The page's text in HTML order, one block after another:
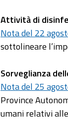
Attività di
Nota del 22
sottolineare
Sorveglianza
Nota del 25
Province
umani relativi